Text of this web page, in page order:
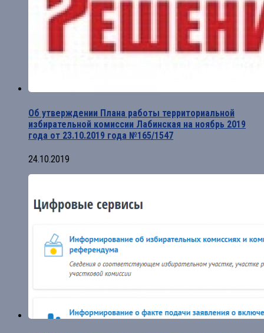
Об утверждении Плана работы территориальной
избирательной комиссии Лабинская на ноябрь 2019
года от 23.10.2019 года №165/1547
24.10.2019